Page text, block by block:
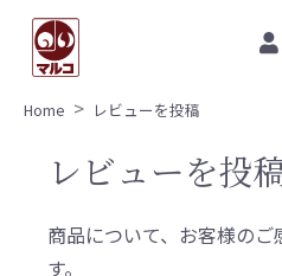
Home レビューを投稿
レビューを投
商品について、お客様の
す。